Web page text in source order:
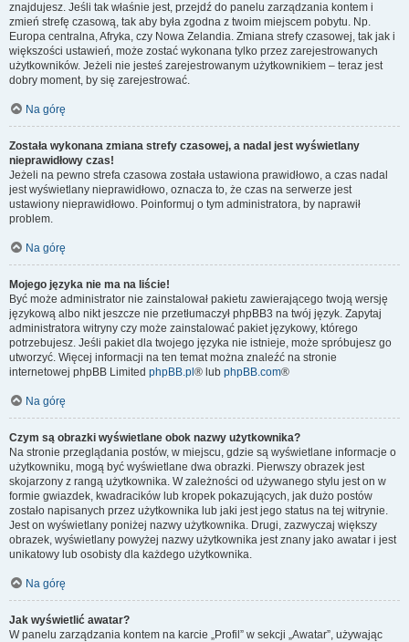
znajdujesz. Jeśli tak właśnie jest, przejdź do panelu zarządzania kontem i
zmień strefę czasową, tak aby była zgodna z twoim miejscem pobytu. Np.
Europa centralna, Afryka, czy Nowa Zelandia. Zmiana strefy czasowej, tak jak i
większości ustawień, może zostać wykonana tylko przez zarejestrowanych
użytkowników. Jeżeli nie jesteś zarejestrowanym użytkownikiem – teraz jest
dobry moment, by się zarejestrować.
Na górę
Została wykonana zmiana strefy czasowej, a nadal jest wyświetlany
nieprawidłowy czas!
Jeżeli na pewno strefa czasowa została ustawiona prawidłowo, a czas nadal
jest wyświetlany nieprawidłowo, oznacza to, że czas na serwerze jest
ustawiony nieprawidłowo. Poinformuj o tym administratora, by naprawił
problem.
Na górę
Mojego języka nie ma na liście!
Być może administrator nie zainstalował pakietu zawierającego twoją wersję
językową albo nikt jeszcze nie przetłumaczył phpBB3 na twój język. Zapytaj
administratora witryny czy może zainstalować pakiet językowy, którego
potrzebujesz. Jeśli pakiet dla twojego języka nie istnieje, może spróbujesz go
utworzyć. Więcej informacji na ten temat można znaleźć na stronie
internetowej phpBB Limited phpBB.pl ® lub phpBB.com®
Na górę
Czym są obrazki wyświetlane obok nazwy użytkownika?
Na stronie przeglądania postów, w miejscu, gdzie są wyświetlane informacje o
użytkowniku, mogą być wyświetlane dwa obrazki. Pierwszy obrazek jest
skojarzony z rangą użytkownika. W zależności od używanego stylu jest on w
formie gwiazdek, kwadracików lub kropek pokazujących, jak dużo postów
zostało napisanych przez użytkownika lub jaki jest jego status na tej witrynie.
Jest on wyświetlany poniżej nazwy użytkownika. Drugi, zazwyczaj większy
obrazek, wyświetlany powyżej nazwy użytkownika jest znany jako awatar i jest
unikatowy lub osobisty dla każdego użytkownika.
Na górę
Jak wyświetlić awatar?
W panelu zarządzania kontem na karcie „Profil” w sekcji „Awatar”, używając